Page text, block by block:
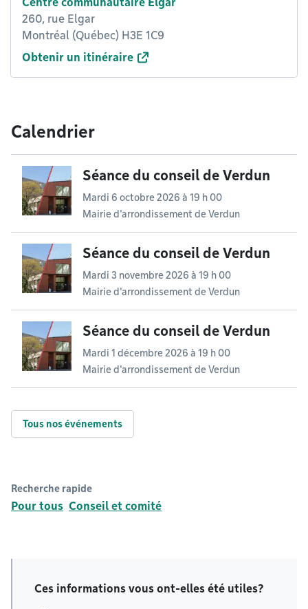
260, rue Elgar
Montréal (Québec) H3E 1C9
Obtenir un itinéraire
Calendrier
Séance du conseil de Verdun
Mardi 6 octobre 2026 à 19 h 00
Mairie d'arrondissement de Verdun
Séance du conseil de Verdun
Mardi 3 novembre 2026 à 19 h 00
Mairie d'arrondissement de Verdun
Séance du conseil de Verdun
Mardi 1 décembre 2026 à 19 h 00
Mairie d'arrondissement de Verdun
Tous nos événements
Recherche rapide
Pour tous Conseil et comité
Ces informations vous ont-elles été utiles?